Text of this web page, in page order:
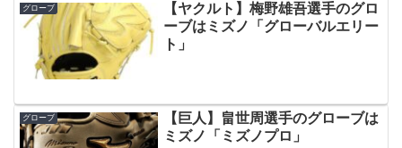
グローブ
【ヤクルト】梅野雄吾選手のグロ
ーブはミズノ「グローバルエリー
ト」
グローブ
【巨人】畠世周選手のグローブは
ミズノ「ミズノプロ」